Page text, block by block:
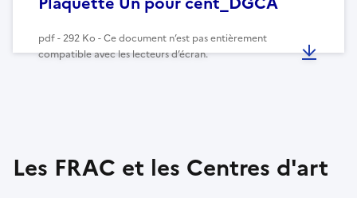
pdf - 292 Ko - Ce document n’est pas entièrement
compatible avec les lecteurs d’écran.
Les FRAC et les Centres d'art